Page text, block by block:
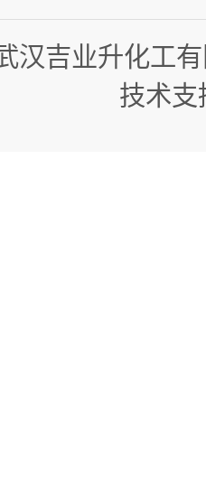
汉吉业升化工
技术